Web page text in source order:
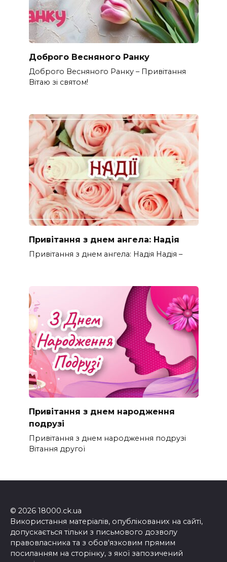
Доброго Весняного Ранку
Доброго Весняного Ранку – Привітання
Вітаю зі святом!
Привітання з днем ангела: Надія
Привітання з днем ангела: Надія Надія –
Привітання з днем народження
подрузі
Привітання з днем народження подрузі
Вітання другої
© 2026 18000.ck.ua
Використання матеріалів, опублікованих на сайті,
допускається тільки з письмового дозволу
правовласника та з обов'язковим прямим
посиланням на сторінку, з якої запозичений